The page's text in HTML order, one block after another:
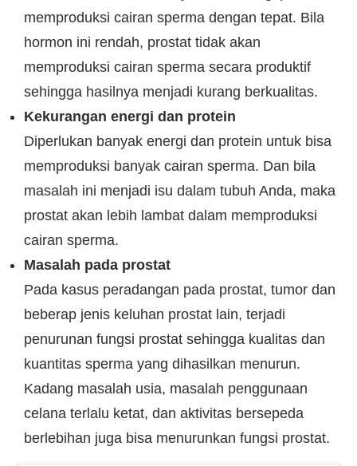
memproduksi cairan sperma dengan tepat. Bila
hormon ini rendah, prostat tidak akan
memproduksi cairan sperma secara produktif
sehingga hasilnya menjadi kurang berkualitas.
Kekurangan energi dan protein
Diperlukan banyak energi dan protein untuk bisa
memproduksi banyak cairan sperma. Dan bila
masalah ini menjadi isu dalam tubuh Anda, maka
prostat akan lebih lambat dalam memproduksi
cairan sperma.
Masalah pada prostat
Pada kasus peradangan pada prostat, tumor dan
beberap jenis keluhan prostat lain, terjadi
penurunan fungsi prostat sehingga kualitas dan
kuantitas sperma yang dihasilkan menurun.
Kadang masalah usia, masalah penggunaan
celana terlalu ketat, dan aktivitas bersepeda
berlebihan juga bisa menurunkan fungsi prostat.